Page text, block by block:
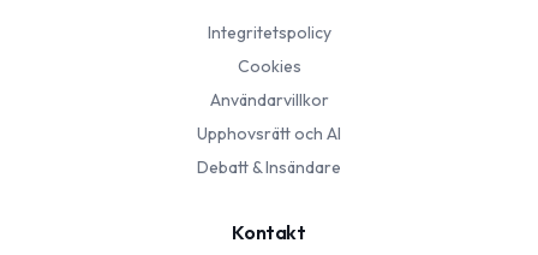
Integritetspolicy
Cookies
Användarvillkor
Upphovsrätt och AI
Debatt & Insändare
Kontakt